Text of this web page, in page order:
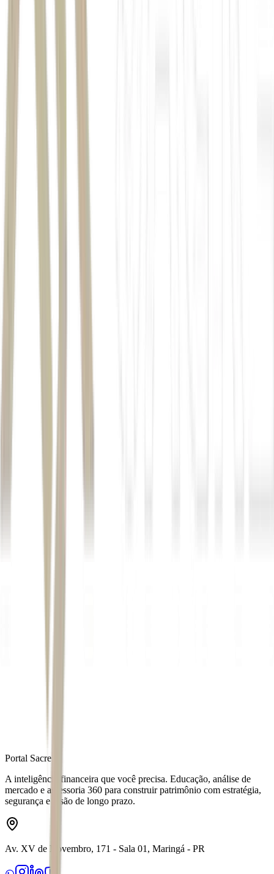
Portal Sacre
A inteligência financeira que você precisa. Educação, análise de
mercado e assessoria 360 para construir patrimônio com estratégia,
segurança e visão de longo prazo.
Av. XV de Novembro, 171 - Sala 01, Maringá - PR